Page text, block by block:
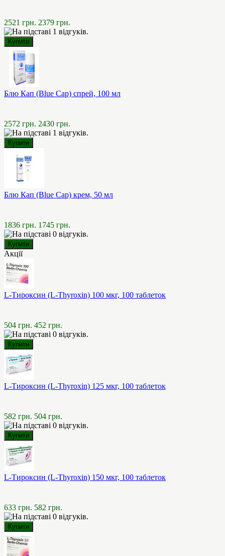
2521 грн. 2379 грн.
Блю Кап (Blue Cap) спрей, 100 мл
2572 грн. 2430 грн.
Блю Кап (Blue Cap) крем, 50 мл
1836 грн. 1745 грн.
Акції
L-Тироксин (L-Thyroxin) 100 мкг, 100 таблеток
504 грн. 452 грн.
L-Тироксин (L-Thyroxin) 125 мкг, 100 таблеток
582 грн. 504 грн.
L-Тироксин (L-Thyroxin) 150 мкг, 100 таблеток
633 грн. 582 грн.